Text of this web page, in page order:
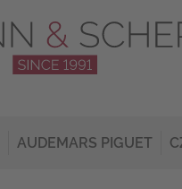
AUDEMARS PIGUET